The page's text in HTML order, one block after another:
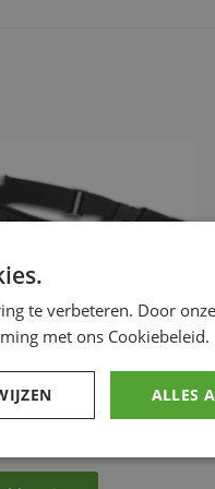
Sport Fitness heuptas
te verbeteren. Door
met ons Cookiebeleid.
ALLES